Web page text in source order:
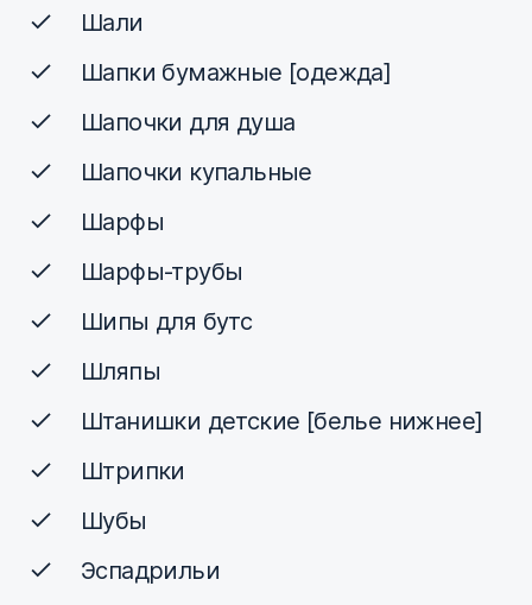
Шали
Шапки бумажные [одежда]
Шапочки для душа
Шапочки купальные
Шарфы
Шарфы-трубы
Шипы для бутс
Шляпы
Штанишки детские [белье нижнее]
Штрипки
Шубы
Эспадрильи